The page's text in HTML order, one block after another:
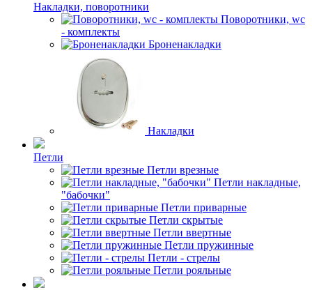
Накладки, поворотники
Поворотники, wc
- комплекты
Броненакладки
Накладки
Петли
Петли врезные
Петли накладные,
"бабочки"
Петли приварные
Петли скрытые
Петли ввертные
Петли пружинные
Петли - стрелы
Петли рояльные